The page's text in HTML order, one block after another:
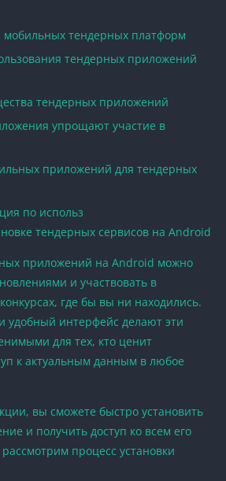
тендерных платформ
тендерных приложений
тендерных приложений
упрощают участие в
приложений для тендерных
по использ
тендерных сервисов на Android
приложений на Android можно
и участвовать в
где бы вы ни находились.
удобный интерфейс делают эти
для тех, кто ценит
к актуальным данным в любое
вы сможете быстро установить
и получить доступ ко всем его
процесс установки